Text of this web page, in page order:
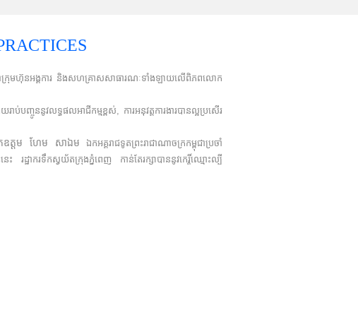
ាក្រុមហ៊ុនអង្គការ និងសហគ្រាស​សាធារណៈ​​ទាំង​ឡាយ​លើពិភពលោក
ចូននូវលទ្ធផលអាជីកម្មខ្ពស់, ការ​អនុវត្ត​ការងារ​បានល្អប្រសើរ
ឧត្តម ហែម​ សាឯមឯកអគ្គ​រាជ​ទូត​ព្រះរាជាណាចក្រកម្ពុជាប្រចាំ
ាករទឹកស្វយ័តក្រុងភ្នំពេញ កាន់តែរក្សាបាននូវកេរ្តិ៍ឈ្មោះល្បី